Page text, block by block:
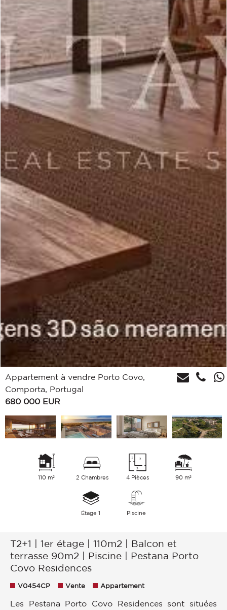
Appartement à vendre Porto Covo,
Comporta, Portugal
680 000 EUR
110 m² 2 Chambres 4 Pièces 90 m²
Étage 1 Piscine
T2+1 | 1er étage | 110m2 | Balcon et
terrasse 90m2 | Piscine | Pestana Porto
Covo Residences
V0454CP Vente Appartement
Les Pestana Porto Covo Residences sont situées